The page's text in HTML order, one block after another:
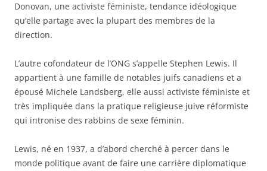
Donovan, une activiste féministe, tendance idéologique
qu’elle partage avec la plupart des membres de la
direction.
L’autre cofondateur de l’ONG s’appelle Stephen Lewis. Il
appartient à une famille de notables juifs canadiens et a
épousé Michele Landsberg, elle aussi activiste féministe et
très impliquée dans la pratique religieuse juive réformiste
qui intronise des rabbins de sexe féminin.
Lewis, né en 1937, a d’abord cherché à percer dans le
monde politique avant de faire une carrière diplomatique